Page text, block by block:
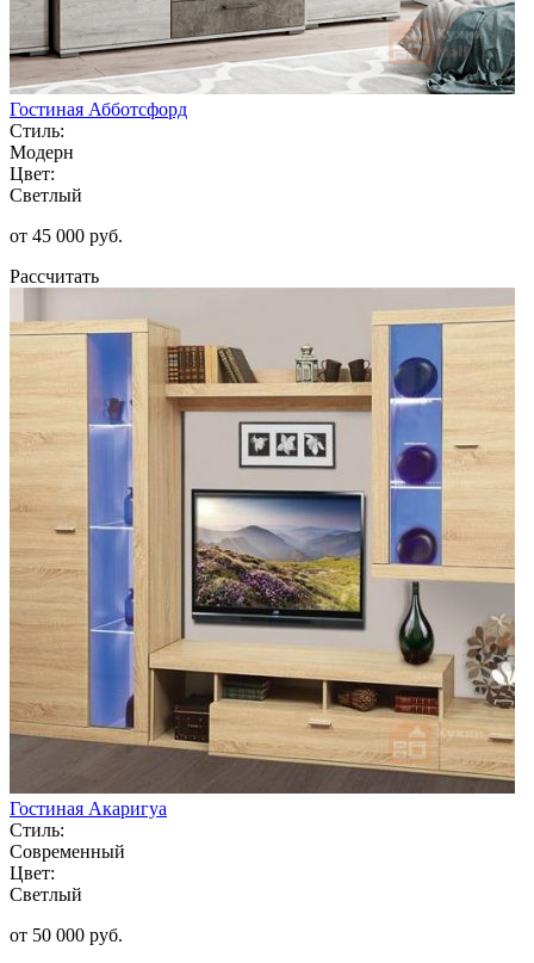
Гостиная Абботсфорд
Стиль:
Модерн
Цвет:
Светлый
от 45 000 руб.
Рассчитать
Гостиная Акаригуа
Стиль:
Современный
Цвет:
Светлый
от 50 000 руб.